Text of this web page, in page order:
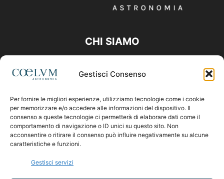
Gestisci Consenso
Per fornire le migliori esperienze, utilizziamo tecnologie come i cookie
per memorizzare e/o accedere alle informazioni del dispositivo. Il
consenso a queste tecnologie ci permetterà di elaborare dati come il
comportamento di navigazione o ID unici su questo sito. Non
acconsentire o ritirare il consenso può influire negativamente su alcune
caratteristiche e funzioni.
Gestisci servizi
CHI SIAMO
Contattaci:coelumastro@coelum.com
SEGUICI